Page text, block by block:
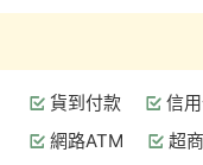
貨到付款 信
網路ATM
超